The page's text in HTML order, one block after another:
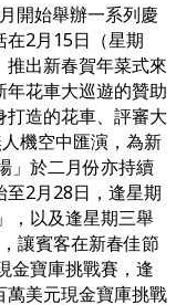
開始舉辦一系列慶
在2月15日（星期
推出新春賀年菜式來
花車大巡遊的贊助
造的花車、評審大
機空中匯演，為新
」於二月份亦持續
2月28日，逢星期
，以及逢星期三舉
讓賓客在新春佳節
金寶庫挑戰賽，逢
萬美元現金寶庫挑戰